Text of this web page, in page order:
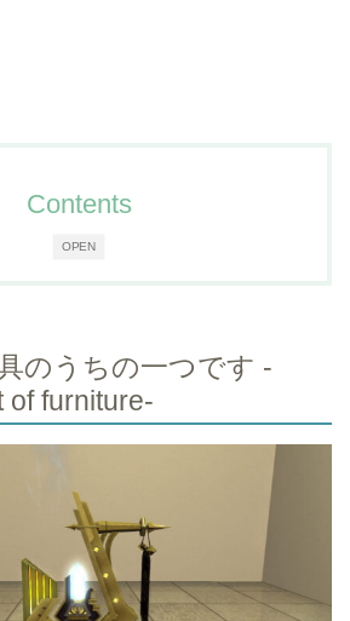
OPEN
Contents
のうちの一つです -
of furniture-